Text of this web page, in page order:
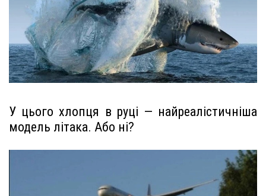
У цього хлопця в руці — найреалістичніша
модель літака. Або ні?